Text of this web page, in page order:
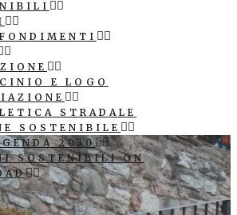
E LOGO
STRADALE
SOSTENIBILE
2030
SOSTENIBILI ON